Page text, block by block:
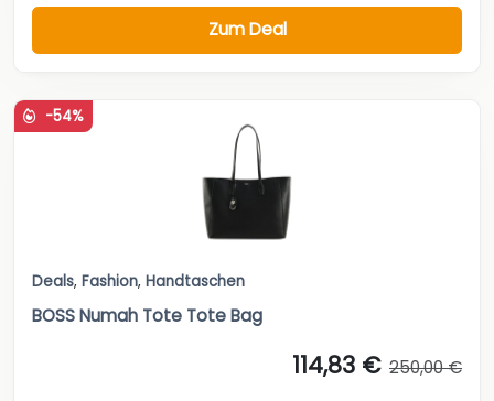
Zum Deal
-54%
Deals, Fashion, Handtaschen
BOSS Numah Tote Tote Bag
114,83 € 250,00 €